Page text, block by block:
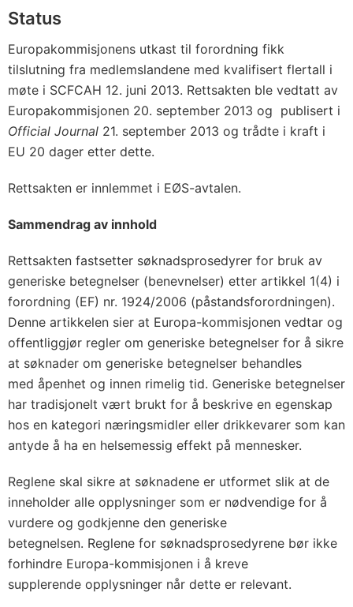
Status
Europakommisjonens utkast til forordning fikk
tilslutning fra medlemslandene med kvalifisert flertall i
møte i SCFCAH 12. juni 2013. Rettsakten ble vedtatt av
Europakommisjonen 20. september 2013 og publisert i
Official Journal 21. september 2013 og trådte i kraft i
EU 20 dager etter dette.
Rettsakten er innlemmet i EØS-avtalen.
Sammendrag av innhold
Rettsakten fastsetter søknadsprosedyrer for bruk av
generiske betegnelser (benevnelser) etter artikkel 1(4) i
forordning (EF) nr. 1924/2006 (påstandsforordningen).
Denne artikkelen sier at Europa-kommisjonen vedtar og
offentliggjør regler om generiske betegnelser for å sikre
at søknader om generiske betegnelser behandles
med åpenhet og innen rimelig tid. Generiske betegnelser
har tradisjonelt vært brukt for å beskrive en egenskap
hos en kategori næringsmidler eller drikkevarer som kan
antyde å ha en helsemessig effekt på mennesker.
Reglene skal sikre at søknadene er utformet slik at de
inneholder alle opplysninger som er nødvendige for å
vurdere og godkjenne den generiske
betegnelsen. Reglene for søknadsprosedyrene bør ikke
forhindre Europa-kommisjonen i å kreve
supplerende opplysninger når dette er relevant.